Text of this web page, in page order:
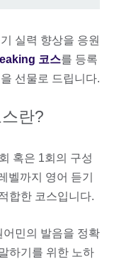
실력 향상을 응원
코스를 등록
선물로 드립니다.
란?
혹은 1회의 구성
벨까지 영어 듣기
합한 코스입니다.
민의 발음을 정확
하기를 위한 노하